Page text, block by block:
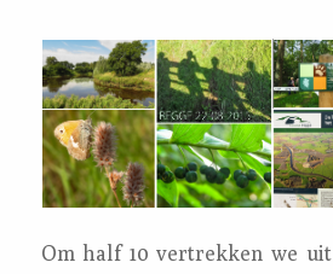
Om half 10 vertrekken we